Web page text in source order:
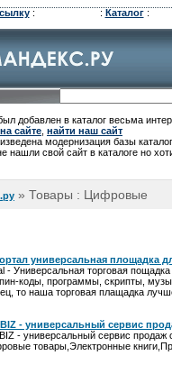
: : Каталог:
добавлен в каталог весьма
сайте найти наш сайт
модернизация базы
нашли свой сайт в каталоге но
» Товары : Цифровые
универсальная площадка
- Универсальная торговая
коды, программы, скрипты,
то наша торговая плащадка
- универсальный сервис
- универсальный сервис
товары,Электронные